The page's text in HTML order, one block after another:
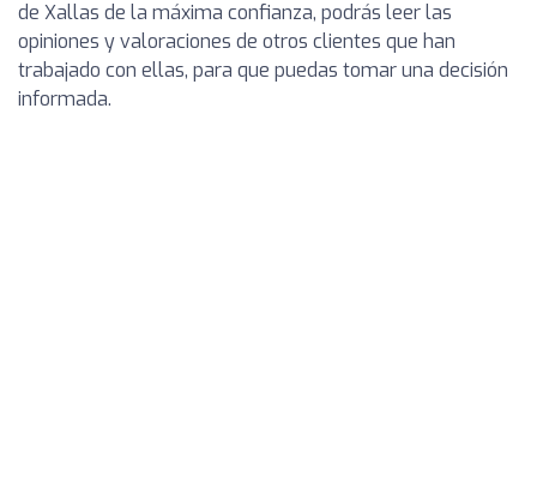
de Xallas de la máxima confianza, podrás leer las
opiniones y valoraciones de otros clientes que han
trabajado con ellas, para que puedas tomar una decisión
informada.